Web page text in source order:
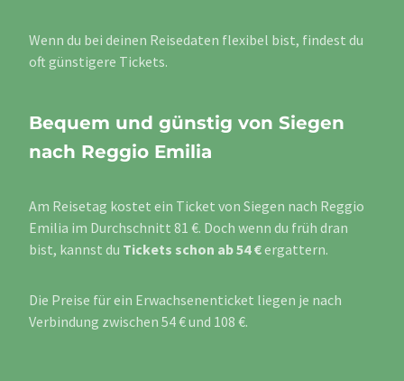
Wenn du bei deinen Reisedaten flexibel bist, findest du
oft günstigere Tickets.
Bequem und günstig von Siegen
nach Reggio Emilia
Am Reisetag kostet ein Ticket von Siegen nach Reggio
Emilia im Durchschnitt 81 €. Doch wenn du früh dran
bist, kannst du Tickets schon ab 54 €ergattern.
Die Preise für ein Erwachsenenticket liegen je nach
Verbindung zwischen 54 € und 108 €.